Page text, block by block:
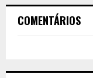
COMENTÁRIOS